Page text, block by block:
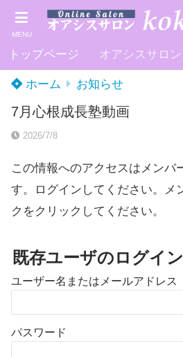
MENU
トップページ オアシスサロ
ホーム お知らせ
7月心根成長塾動画
2026/7/8
この情報へのアクセスはメンバ
す。ログインしてください。メ
クをクリックしてください。
既存ユーザのログイン
ユーザー名またはメールアドレス
パスワード